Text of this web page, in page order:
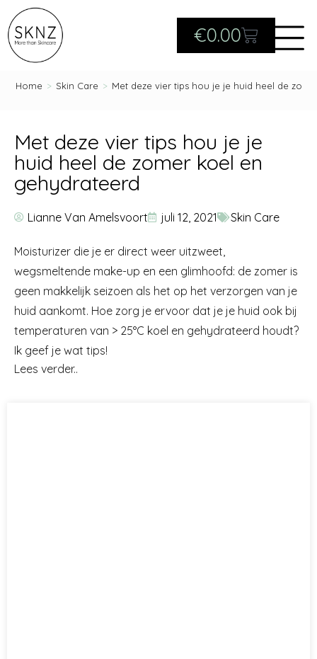
€0.00
Home > Skin Care > Met deze vier tips hou je je huid heel de
Met deze vier tips hou je je
huid heel de zomer koel en
gehydrateerd
Lianne Van Amelsvoort juli 12, 2021 Skin Care
Moisturizer die je er direct weer uitzweet,
wegsmeltende make-up en een glimhoofd: de zomer is
geen makkelijk seizoen als het op het verzorgen van je
huid aankomt. Hoe zorg je ervoor dat je je huid ook bij
temperaturen van > 25°C koel en gehydrateerd houdt?
Ik geef je wat tips!
Lees verder..